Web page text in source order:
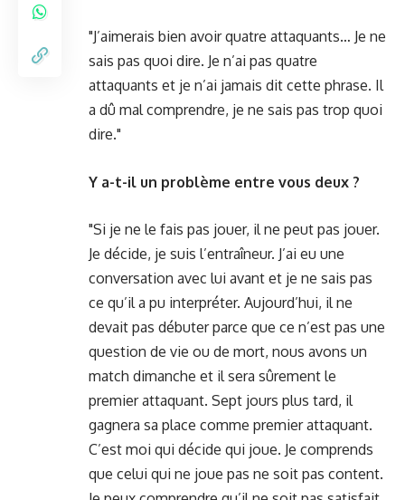
"J’aimerais bien avoir quatre attaquants… Je ne
sais pas quoi dire. Je n’ai pas quatre
attaquants et je n’ai jamais dit cette phrase. Il
a dû mal comprendre, je ne sais pas trop quoi
dire."
Y a-t-il un problème entre vous deux ?
"Si je ne le fais pas jouer, il ne peut pas jouer.
Je décide, je suis l’entraîneur. J’ai eu une
conversation avec lui avant et je ne sais pas
ce qu’il a pu interpréter. Aujourd’hui, il ne
devait pas débuter parce que ce n’est pas une
question de vie ou de mort, nous avons un
match dimanche et il sera sûrement le
premier attaquant. Sept jours plus tard, il
gagnera sa place comme premier attaquant.
C’est moi qui décide qui joue. Je comprends
que celui qui ne joue pas ne soit pas content.